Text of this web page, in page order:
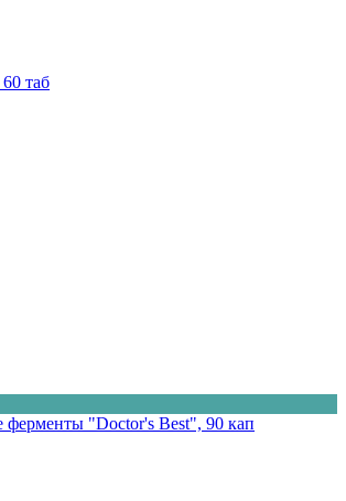
таб
ферменты "Doctor's Best", 90 кап